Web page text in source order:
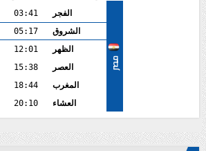
مصر
الفجر
03:41
الشروق
05:17
الظهر
12:01
العصر
15:38
المغرب
18:44
العشاء
20:10